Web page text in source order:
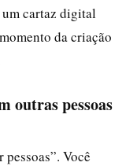
um cartaz digital
da criação
outras pessoas
Você